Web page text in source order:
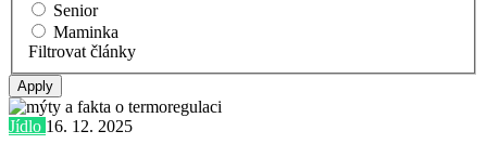
Senior
Maminka
Filtrovat články
Jídlo 16. 12. 2025